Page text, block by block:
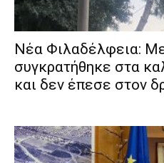
Νέα Φιλαδέλφεια:
συγκρατήθηκε στα
και δεν έπεσε στον